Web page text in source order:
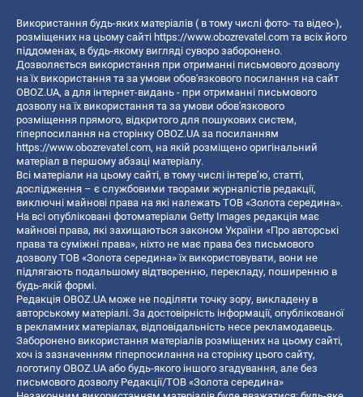
Використання будь-яких матеріалів ( в тому числі фото- та відео-),
розміщених на цьому сайті https://www.obozrevatel.com та всіх його
піддоменах, в будь-якому вигляді суворо заборонено.
Дозволяється використання при отриманні письмового дозволу
на їх використання та за умови обов'язкового посилання на сайт
OBOZ.UA, а для інтернет-видань - при отриманні письмового
дозволу на їх використання та за умови обов'язкового
розміщення прямого, відкритого для пошукових систем,
гіперпосилання на сторінку OBOZ.UA за посиланням
https://www.obozrevatel.com, на якій розміщено оригінальний
матеріал в першому абзаці матеріалу.
Всі матеріали на цьому сайті, в тому числі інтерв’ю, статті,
дослідження – є службовими творами журналістів редакції,
виключні майнові права на які належать ТОВ «Золота середина».
На всі опубліковані фотоматеріали Getty Images редакція має
майнові права, які захищаються законом України «Про авторські
права та суміжні права», ніхто не має права без письмового
дозволу ТОВ «Золота середина» їх використовувати, вони не
підлягають подальшому відтворенню, перекладу, поширенню в
будь-якій формі.
Редакція OBOZ.UA може не поділяти точку зору, викладену в
авторському матеріалі. За достовірність інформації, опублікованої
в рекламних матеріалах, відповідальність несе рекламодавець.
Заборонено використання матеріалів розміщених на цьому сайті,
хоч із зазначенням гіперпосилання на сторінку цього сайту,
логотипу OBOZ.UA або будь-якого іншого згадування, але без
письмового дозволу Редакції/ТОВ «Золота середина»